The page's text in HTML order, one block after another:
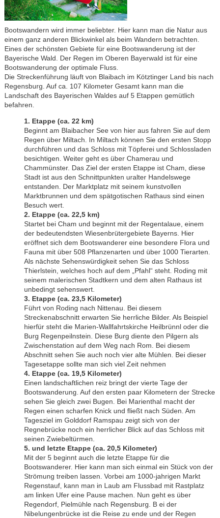
Bootswandern wird immer beliebter. Hier kann man die Natur aus
einem ganz anderen Blickwinkel als beim Wandern betrachten.
Eines der schönsten Gebiete für eine Bootswanderung ist der
Bayerische Wald. Der Regen im Oberen Bayerwald ist für eine
Bootswanderung der optimale Fluss.
Die Streckenführung läuft von Blaibach im Kötztinger Land bis nach
Regensburg. Auf ca. 107 Kilometer Gesamt kann man die
Landschaft des Bayerischen Waldes auf 5 Etappen gemütlich
befahren.
1. Etappe (ca. 22 km)
Beginnt am Blaibacher See von hier aus fahren Sie auf dem
Regen über Miltach. In Miltach können Sie den ersten Stopp
durchführen und das Schloss mit Töpferei und Schlossladen
besichtigen. Weiter geht es über Chamerau und
Chammünster. Das Ziel der ersten Etappe ist Cham, diese
Stadt ist aus den Schnittpunkten uralter Handelswege
entstanden. Der Marktplatz mit seinem kunstvollen
Marktbrunnen und dem spätgotischen Rathaus sind einen
Besuch wert.
2. Etappe (ca. 22,5 km)
Startet bei Cham und beginnt mit der Regentalaue, einem
der bedeutendsten Wiesenbrütergebiete Bayerns. Hier
eröffnet sich dem Bootswanderer eine besondere Flora und
Fauna mit über 508 Pflanzenarten und über 1000 Tierarten.
Als nächste Sehenswürdigkeit sehen Sie das Schloss
Thierlstein, welches hoch auf dem „Pfahl“ steht. Roding mit
seinem malerischen Stadtkern und dem alten Rathaus ist
unbedingt sehenswert.
3. Etappe (ca. 23,5 Kilometer)
Führt von Roding nach Nittenau. Bei diesem
Streckenabschnitt erwarten Sie herrliche Bilder. Als Beispiel
hierfür steht die Marien-Wallfahrtskirche Heilbrünnl oder die
Burg Regenpeilnstein. Diese Burg diente den Pilgern als
Zwischenstation auf dem Weg nach Rom. Bei diesem
Abschnitt sehen Sie auch noch vier alte Mühlen. Bei dieser
Tagesetappe sollte man sich viel Zeit nehmen
4. Etappe (ca. 19,5 Kilometer)
Einen landschaftlichen reiz bringt der vierte Tage der
Bootswanderung. Auf den ersten paar Kilometern der Strecke
sehen Sie gleich zwei Bugen. Bei Marienthal macht der
Regen einen scharfen Knick und fließt nach Süden. Am
Tagesziel im Golddorf Ramspau zeigt sich von der
Regnebrücke noch ein herrlicher Blick auf das Schloss mit
seinen Zwiebeltürmen.
5. und letzte Etappe (ca. 20,5 Kilometer)
Mit der 5 beginnt auch die letzte Etappe für die
Bootswanderer. Hier kann man sich einmal ein Stück von der
Strömung treiben lassen. Vorbei am 1000-jahrigen Markt
Regenstauf, kann man in Laub am Flussbad mit Rastplatz
am linken Ufer eine Pause machen. Nun geht es über
Regendorf, Pielmühle nach Regensburg. B ei der
Nibelungenbrücke ist die Reise zu ende und der Regen